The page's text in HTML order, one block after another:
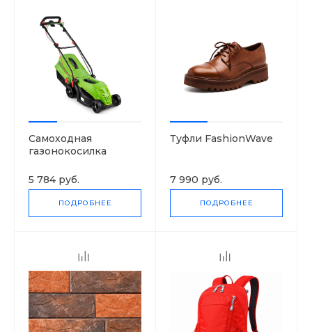
Самоходная
газонокосилка
5 784 руб.
ПОДРОБНЕЕ
Туфли FashionWave
7 990 руб.
ПОДРОБНЕЕ